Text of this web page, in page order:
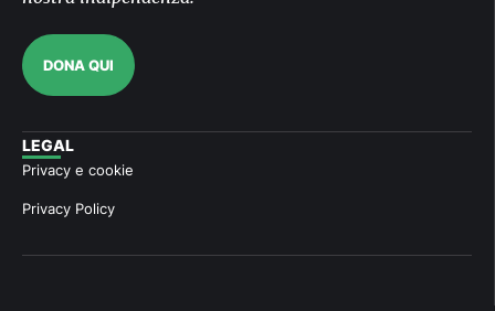
DONA QUI
LEGAL
Privacy e cookie
Privacy Policy